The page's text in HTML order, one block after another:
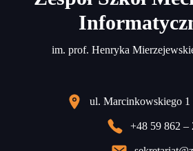
im. prof. Henryka
ul. Marcinkowskiego
+48 59 862 –